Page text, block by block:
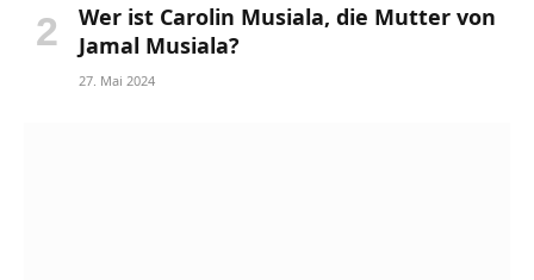
Wer ist Carolin Musiala, die Mutter von
Jamal Musiala?
27. Mai 2024